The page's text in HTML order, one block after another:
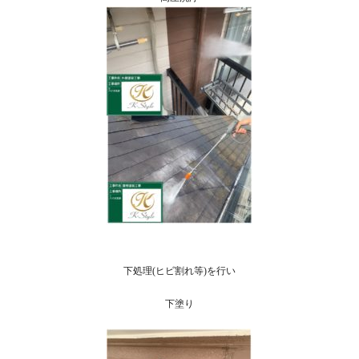
下処理(ヒビ割れ等)を行い
下塗り